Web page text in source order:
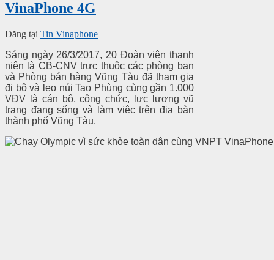
VinaPhone 4G
Đăng tại Tin Vinaphone
Sáng ngày 26/3/2017, 20 Đoàn viên thanh
niên là CB-CNV trực thuộc các phòng ban
và Phòng bán hàng Vũng Tàu đã tham gia
đi bộ và leo núi Tao Phùng cùng gần 1.000
VĐV là cán bộ, công chức, lực lượng vũ
trang đang sống và làm việc trên địa bàn
thành phố Vũng Tàu.